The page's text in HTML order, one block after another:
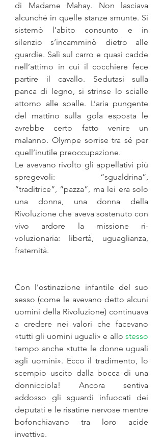
di Madame Mahay. Non la­sciava
alcunché in quelle stanze smunte. Si
sistemò l’abito con­sunto e in
silenzio s’incamminò dietro alle
guardie. Salì sul carro e quasi cadde
nell’attimo in cui il cocchiere fece
partire il ca­vallo. Sedutasi sulla
panca di legno, si strinse lo scialle
attorno alle spalle. L’aria pungente
del mattino sulla gola esposta le
avrebbe certo fatto venire un
malanno. Olympe sorrise tra sé per
quell’inutile preoccupazione.
Le avevano rivolto gli appellativi più
spregevoli: “sgualdrina”,
“traditrice”, “pazza”, ma lei era solo
una donna, una donna della
Rivoluzione che aveva sostenuto con
vivo ardore la missione ri­
voluzionaria: libertà, uguaglianza,
fraternità.
Con l’ostinazione infantile del suo
sesso (come le avevano detto alcuni
uomini della Rivoluzione) continuava
a credere nei valori che facevano
«tutti gli uomini uguali» e allo stesso
tempo anche «tutte le donne uguali
agli uomini». Ecco il tradimento, lo
scempio uscito dalla bocca di una
donnicciola! Ancora sentiva
addosso gli sguardi infuocati dei
deputati e le risatine nervose mentre
bofon­chiavano tra loro acide
invettive.